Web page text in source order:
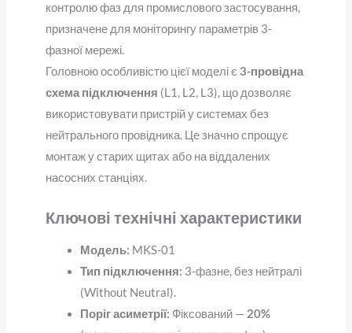
контролю фаз для промислового застосування,
призначене для моніторингу параметрів 3-
фазної мережі.
Головною особливістю цієї моделі є 3-провідна
схема підключення (L1, L2, L3), що дозволяє
використовувати пристрій у системах без
нейтрального провідника. Це значно спрощує
монтаж у старих щитах або на віддалених
насосних станціях.
Ключові технічні характеристики
Модель: MKS-01
Тип підключення: 3-фазне, без нейтралі
(Without Neutral).
Поріг асиметрії: Фіксований — 20%